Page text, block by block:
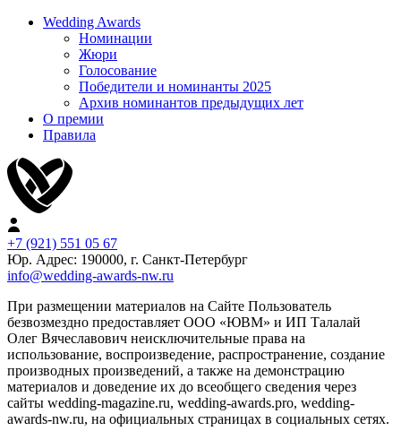
Wedding Awards
Номинации
Жюри
Голосование
Победители и номинанты 2025
Архив номинантов предыдущих лет
О премии
Правила
+7 (921) 551 05 67
Юр. Адрес: 190000, г. Санкт-Петербург
info@wedding-awards-nw.ru
При размещении материалов на Сайте Пользователь
безвозмездно предоставляет ООО «ЮВМ» и ИП Талалай
Олег Вячеславович неисключительные права на
использование, воспроизведение, распространение, создание
производных произведений, а также на демонстрацию
материалов и доведение их до всеобщего сведения через
сайты wedding-magazine.ru, wedding-awards.pro, wedding-
awards-nw.ru, на официальных страницах в социальных сетях.